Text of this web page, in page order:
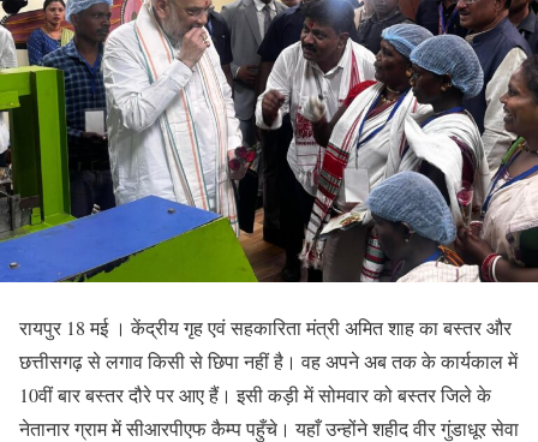
रायपुर 18 मई । केंद्रीय गृह एवं सहकारिता मंत्री अमित शाह का बस्तर और
छत्तीसगढ़ से लगाव किसी से छिपा नहीं है। वह अपने अब तक के कार्यकाल में
10वीं बार बस्तर दौरे पर आए हैं। इसी कड़ी में सोमवार को बस्तर जिले के
नेतानार ग्राम में सीआरपीएफ कैम्प पहुँचे। यहाँ उन्होंने शहीद वीर गुंडाधूर सेवा